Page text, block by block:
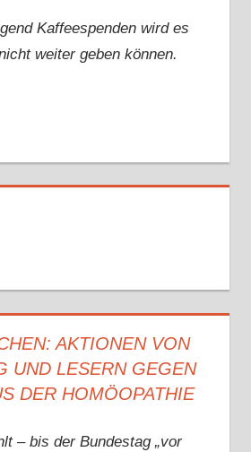
Kaffeespenden wird es
weiter geben können.
AKTIONEN VON
UND LESERN GEGEN
DER HOMÖOPATHIE
– bis der Bundestag „vor